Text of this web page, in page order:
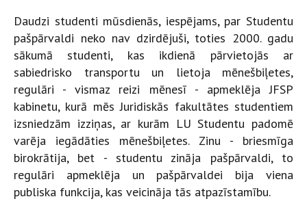
Daudzi studenti mūsdienās, iespējams, par Studentu
pašpārvaldi neko nav dzirdējuši, toties 2000. gadu
sākumā studenti, kas ikdienā pārvietojās ar
sabiedrisko transportu un lietoja mēnešbiļetes,
regulāri - vismaz reizi mēnesī - apmeklēja JFSP
kabinetu, kurā mēs Juridiskās fakultātes studentiem
izsniedzām izziņas, ar kurām LU Studentu padomē
varēja iegādāties mēnešbiļetes. Zinu - briesmīga
birokrātija, bet - studentu zināja pašpārvaldi, to
regulāri apmeklēja un pašpārvaldei bija viena
publiska funkcija, kas veicināja tās atpazīstamību.